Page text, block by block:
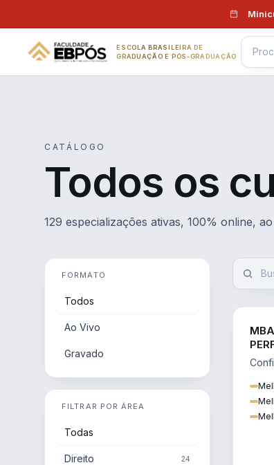
ESCOLA BRASILEIRA DE
GRADUAÇÃO E PÓS-GRADUAÇÃO
CATÁLOGO
Todos os
129 especializações ativas, 100% online,
FORMATO
Todos
Ao Vivo
Gravado
FILTRAR POR ÁREA
Todas
Direito 24